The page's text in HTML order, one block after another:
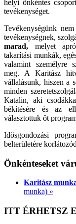
helyi önkéntes
tevékenységet.
Tevékenységünk
tevékenységnek,
marad, melyet
takarítási munkák,
valamint személyre
meg. A Karitász
vállalásunk, hiszen a
minden
Katalin, aki
békítésére és az
választottuk őt
Idősgondozási
belterületére
Önkénteseket
Karitász
munka) »
ITT ÉRHETSZ